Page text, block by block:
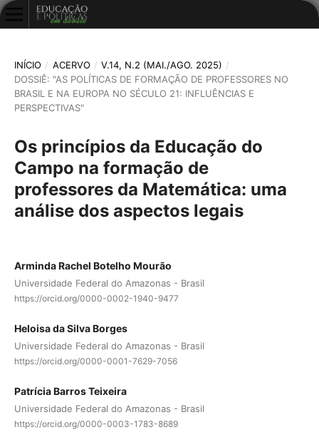
INÍCIO / ACERVO / V.14, N.2 (MAI./AGO. 2025) /
DOSSIÊ: "AS POLÍTICAS DE FORMAÇÃO DE PROFESSORES NO
BRASIL E NA EUROPA NO SÉCULO 21: INFLUÊNCIAS E
PERSPECTIVAS"
Os princípios da Educação do
Campo na formação de
professores da Matemática: uma
análise dos aspectos legais
Arminda Rachel Botelho Mourão
Universidade Federal do Amazonas - Brasil
https://orcid.org/0000-0002-1940-9477
Heloisa da Silva Borges
Universidade Federal do Amazonas - Brasil
https://orcid.org/0000-0001-7629-7056
Patrícia Barros Teixeira
Universidade Federal do Amazonas - Brasil
https://orcid.org/0000-0003-1783-8689